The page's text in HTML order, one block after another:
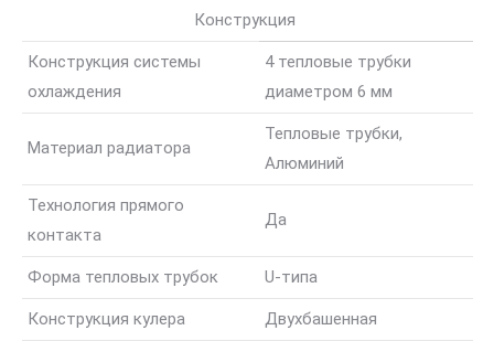
Конструкция
Конструкция системы
охлаждения
4 тепловые трубки
диаметром 6 мм
Материал радиатора
Тепловые трубки,
Алюминий
Технология прямого
контакта
Да
Форма тепловых трубок U-типа
Конструкция кулера Двухбашенная